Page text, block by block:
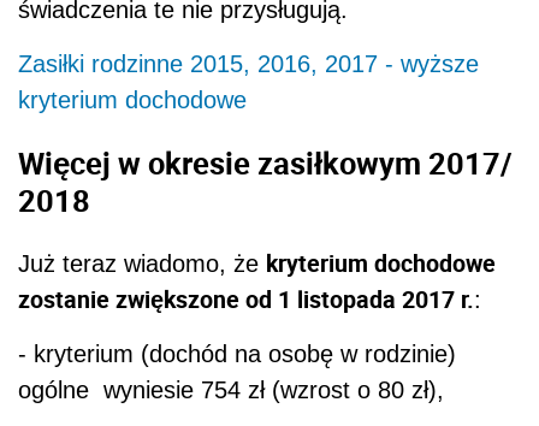
świadczenia te nie przysługują.
Zasiłki rodzinne 2015, 2016, 2017 - wyższe
kryterium dochodowe
Więcej w okresie zasiłkowym 2017/
2018
Już teraz wiadomo, że kryterium dochodowe
zostanie zwiększone od 1 listopada 2017 r.:
- kryterium (dochód na osobę w rodzinie)
ogólne wyniesie 754 zł (wzrost o 80 zł),